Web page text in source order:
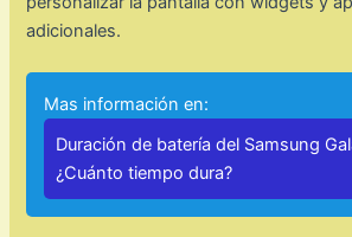
adicionales.
Mas información en:
Duración de batería del Samsung
¿Cuánto tiempo dura?